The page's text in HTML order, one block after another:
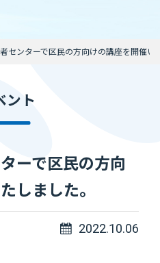
センターで区民の方向けの講座を開催い
ント
ーで区民の方向
しました。
2022.10.06